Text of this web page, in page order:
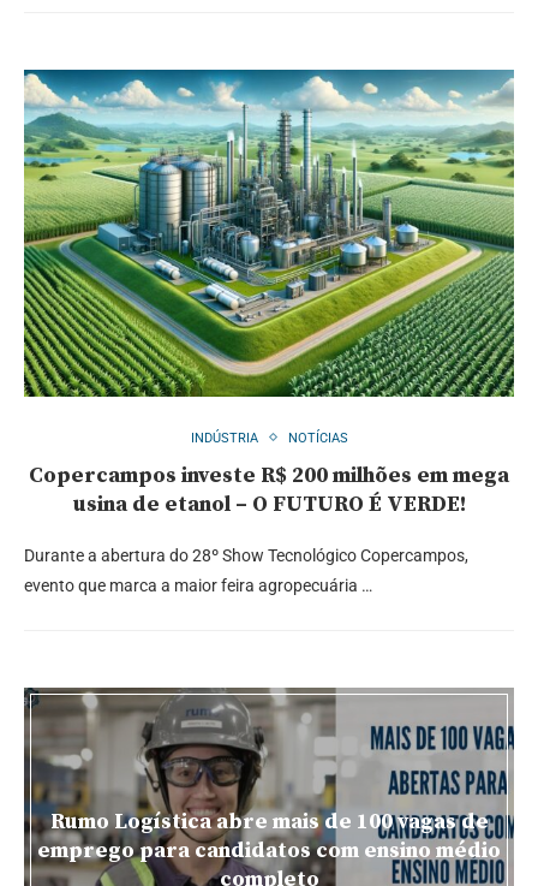
INDÚSTRIA NOTÍCIAS
Copercampos investe R$ 200 milhões em mega
usina de etanol – O FUTURO É VERDE!
Durante a abertura do 28º Show Tecnológico Copercampos,
evento que marca a maior feira agropecuária …
Rumo Logística abre mais de 100 vagas de
emprego para candidatos com ensino médio
completo